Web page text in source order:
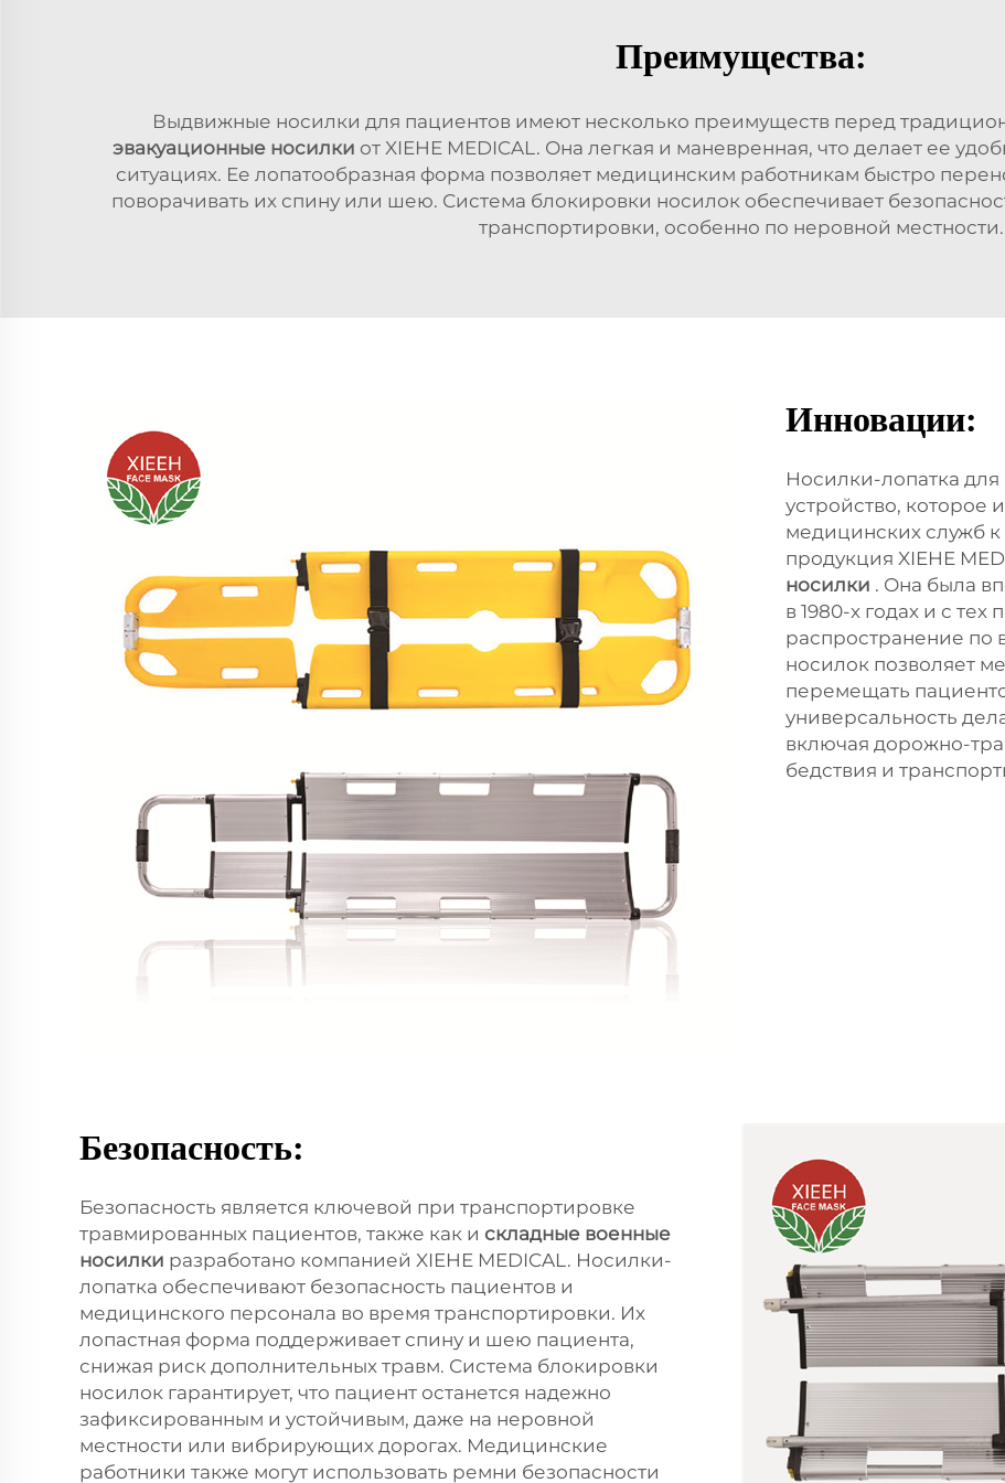
Преимущества:
Выдвижные носилки для пациентов имеют несколько преимуществ перед
эвакуационные носилки от XIEHE MEDICAL. Она легкая и маневренная, что делает ее
ситуациях. Ее лопатообразная форма позволяет медицинским работникам быстро
поворачивать их спину или шею. Система блокировки носилок обеспечивает
транспортировки, особенно по неровной местности.
Инновации:
Носилки-лопатка
устройство, которое
медицинских служб к
продукция XIEHE
носилки . Она была
в 1980-х годах и с
распространение по
носилок позволяет
перемещать
универсальность
включая дорожно-
бедствия и
Безопасность:
Безопасность является ключевой при транспортировке
травмированных пациентов, также как и складные военные
носилки разработано компанией XIEHE MEDICAL. Носилки-
лопатка обеспечивают безопасность пациентов и
медицинского персонала во время транспортировки. Их
лопастная форма поддерживает спину и шею пациента,
снижая риск дополнительных травм. Система блокировки
носилок гарантирует, что пациент останется надежно
зафиксированным и устойчивым, даже на неровной
местности или вибрирующих дорогах. Медицинские
работники также могут использовать ремни безопасности